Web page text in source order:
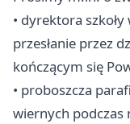
• dyrektora
przesłanie przez
kończącym się
• proboszcza
wiernych podczas